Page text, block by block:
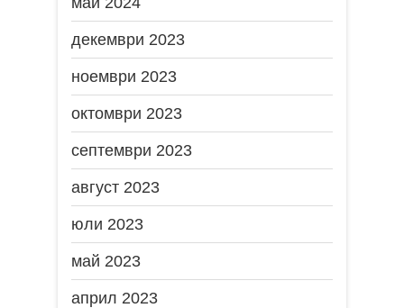
декември 2023
ноември 2023
октомври 2023
септември 2023
август 2023
юли 2023
май 2023
април 2023